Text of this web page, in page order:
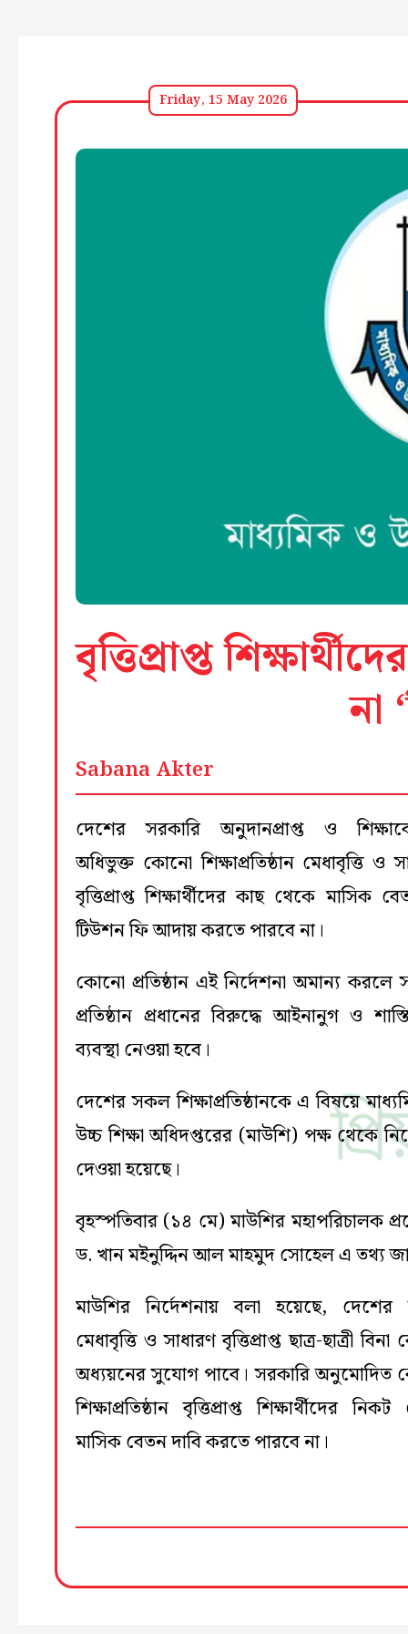
Friday, 15 May 2026
বৃত্তিপ্রাপ্ত
না
Sabana Akter
দেশের সরকারি অনুদানপ্রাপ্ত ও
অধিভুক্ত কোনো শিক্ষাপ্রতিষ্ঠান মেধাবৃত্তি ও
বৃত্তিপ্রাপ্ত শিক্ষার্থীদের কাছ থেকে মাসিক
টিউশন ফি আদায় করতে পারবে না।
কোনো প্রতিষ্ঠান এই নির্দেশনা অমান্য করলে
প্রতিষ্ঠান প্রধানের বিরুদ্ধে আইনানুগ ও
ব্যবস্থা নেওয়া হবে।
দেশের সকল শিক্ষাপ্রতিষ্ঠানকে এ বিষয়ে
উচ্চ শিক্ষা অধিদপ্তরের (মাউশি) পক্ষ থেকে
দেওয়া হয়েছে।
বৃহস্পতিবার (১৪ মে) মাউশির মহাপরিচালক
ড. খান মইনুদ্দিন আল মাহমুদ সোহেল এ তথ্য
মাউশির নির্দেশনায় বলা হয়েছে,
মেধাবৃত্তি ও সাধারণ বৃত্তিপ্রাপ্ত ছাত্র-ছাত্রী
অধ্যয়নের সুযোগ পাবে। সরকারি অনুমোদিত
শিক্ষাপ্রতিষ্ঠান বৃত্তিপ্রাপ্ত শিক্ষার্থীদের
মাসিক বেতন দাবি করতে পারবে না।